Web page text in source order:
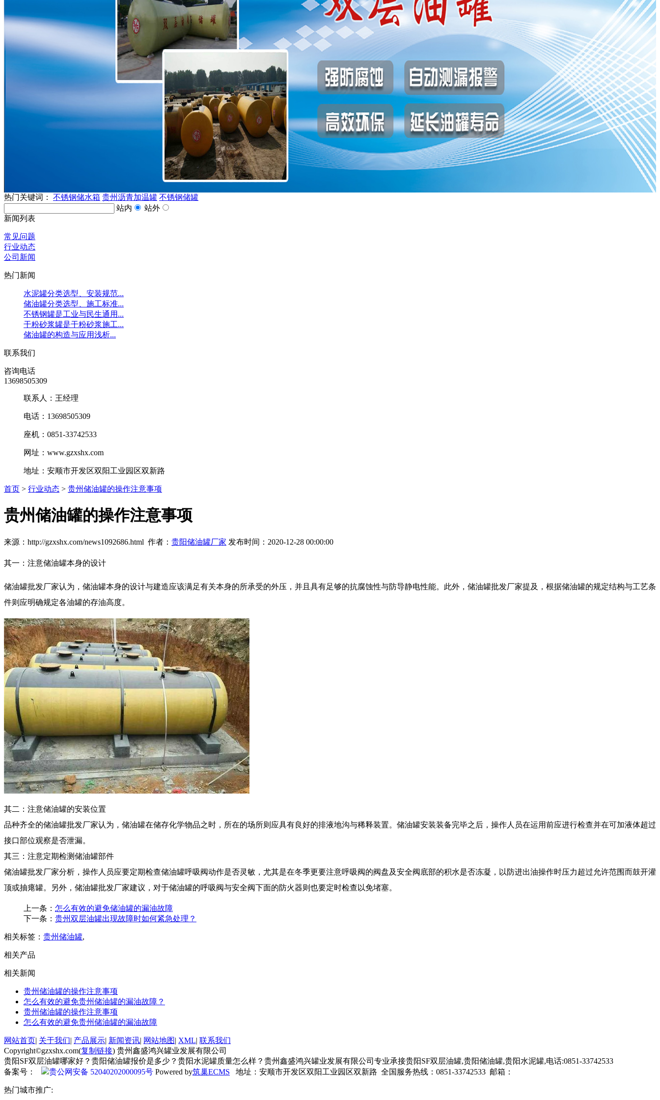
热门关键词： 不锈钢储水箱 贵州沥青加温罐 不锈钢储罐
站内
站外
新闻列表
常见问题
行业动态
公司新闻
热门新闻
水泥罐分类选型、安装规范...
储油罐分类选型、施工标准...
不锈钢罐是工业与民生通用...
干粉砂浆罐是干粉砂浆施工...
储油罐的构造与应用浅析...
联系我们
咨询电话
13698505309
联系人：王经理
电话：13698505309
座机：0851-33742533
网址：www.gzxshx.com
地址：安顺市开发区双阳工业园区双新路
首页 > 行业动态 > 贵州储油罐的操作注意事项
贵州储油罐的操作注意事项
来源：http://gzxshx.com/news1092686.html 作者： 贵阳储油罐厂家 发布时间：2020-12-28 00:00:00
其一：注意储油罐本身的设计
储油罐批发厂家认为，储油罐本身的设计与建造应该满足有关本身的所承受的外压，并且具有足够的抗腐蚀性与防导静电性能。此外，储油罐批发厂家提及，根据储油罐的规定结构与工艺条
件则应明确规定各油罐的存油高度。
其二：注意储油罐的安装位置
品种齐全的储油罐批发厂家认为，储油罐在储存化学物品之时，所在的场所则应具有良好的排液地沟与稀释装置。储油罐安装装备完毕之后，操作人员在运用前应进行检查并在可加液体超过
接口部位观察是否泄漏。
其三：注意定期检测储油罐部件
储油罐批发厂家分析，操作人员应要定期检查储油罐呼吸阀动作是否灵敏，尤其是在冬季更要注意呼吸阀的阀盘及安全阀底部的积水是否冻凝，以防进出油操作时压力超过允许范围而鼓开灌
顶或抽瘪罐。另外，储油罐批发厂家建议，对于储油罐的呼吸阀与安全阀下面的防火器则也要定时检查以免堵塞。
上一条： 怎么有效的避免储油罐的漏油故障
下一条： 贵州双层油罐出现故障时如何紧急处理？
相关标签： 贵州储油罐,
相关产品
相关新闻
贵州储油罐的操作注意事项
怎么有效的避免贵州储油罐的漏油故障？
贵州储油罐的操作注意事项
怎么有效的避免贵州储油罐的漏油故障
网站首页| 关于我们| 产品展示| 新闻资讯| 网站地图| XML| 联系我们
Copyright©gzxshx.com(复制链接) 贵州鑫盛鸿兴罐业发展有限公司
贵阳SF双层油罐哪家好？贵阳储油罐报价是多少？贵阳水泥罐质量怎么样？贵州鑫盛鸿兴罐业发展有限公司专业承接贵阳SF双层油罐,贵阳储油罐,贵阳水泥罐,电话:0851-33742533
备案号：
贵公网安备 52040202000095号 Powered by筑巢ECMS 地址：安顺市开发区双阳工业园区双新路 全国服务热线：0851-33742533 邮箱：
热门城市推广: